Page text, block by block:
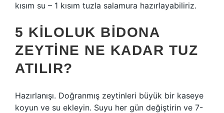
kısım su – 1 kısım tuzla salamura hazırlayabiliriz.
5 KILOLUK BIDONA
ZEYTINE NE KADAR TUZ
ATILIR?
Hazırlanışı. Doğranmış zeytinleri büyük bir kaseye
koyun ve su ekleyin. Suyu her gün değiştirin ve 7-